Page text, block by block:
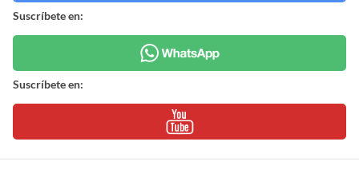
Suscríbete en:
Suscríbete en: